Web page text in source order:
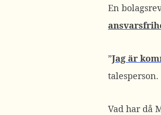
En
”Jag är
talesperson.
Vad har då